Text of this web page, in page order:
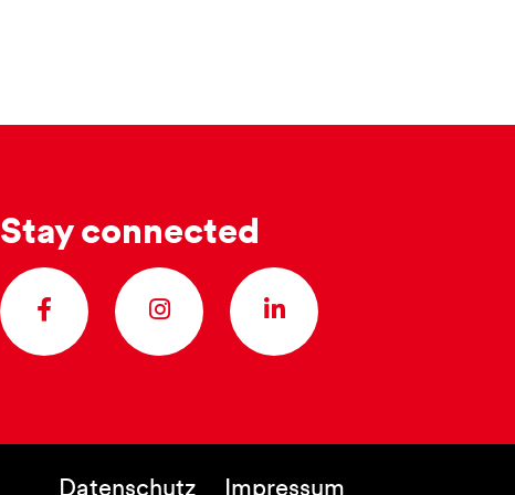
Stay connected